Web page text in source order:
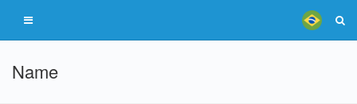
Name